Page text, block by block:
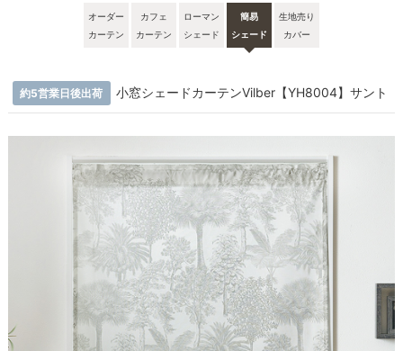
オーダー
カーテン
カフェ
カーテン
ローマン
シェード
簡易
シェード
生地売り
カバー
約5営業日後出荷 小窓シェードカーテンVilber【YH8004】サント